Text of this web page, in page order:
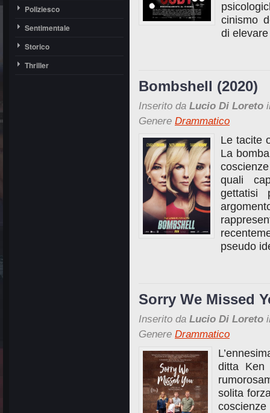
Poliziesco
Sentimentale
Storico
Thriller
cinismo
di
Bombshell (2020)
Inserito da Lucio Di Loreto
Genere Drammatico
Le tacite
La
quali
gettatisi
pseudo
Sorry We Missed
Inserito da Lucio Di Loreto
Genere Drammatico
ditta Ken
solita